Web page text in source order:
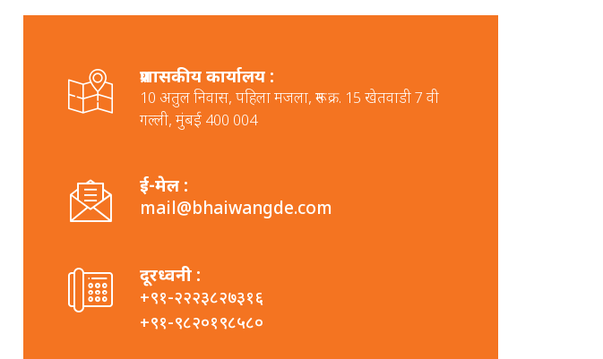
प्रशासकीय कार्यालय :
10 अतुल निवास, पहिला मजला, रूम क्र. 15 खेतवाडी 7 वी
गल्ली, मुंबई 400 004
ई-मेल :
mail@bhaiwangde.com
दूरध्वनी :
+९१-२२२३८२७३१६
+९१-९८२०१९८५८०